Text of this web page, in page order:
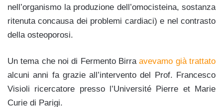
nell’organismo la produzione dell’omocisteina, sostanza
ritenuta concausa dei problemi cardiaci) e nel contrasto
della osteoporosi.
Un tema che noi di Fermento Birraavevamo già trattato
alcuni anni fa grazie all’intervento del Prof. Francesco
Visioli ricercatore presso l’Université Pierre et Marie
Curie di Parigi.